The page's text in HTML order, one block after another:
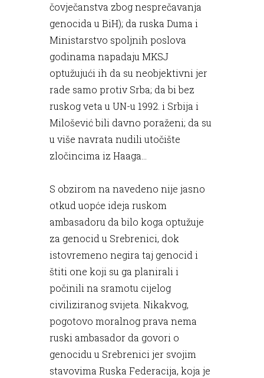
čovječanstva zbog nesprečavanja
genocida u BiH); da ruska Duma i
Ministarstvo spoljnih poslova
godinama napadaju MKSJ
optužujući ih da su neobjektivni jer
rade samo protiv Srba; da bi bez
ruskog veta u UN-u 1992. i Srbija i
Milošević bili davno poraženi; da su
u više navrata nudili utočište
zločincima iz Haaga...
S obzirom na navedeno nije jasno
otkud uopće ideja ruskom
ambasadoru da bilo koga optužuje
za genocid u Srebrenici, dok
istovremeno negira taj genocid i
štiti one koji su ga planirali i
počinili na sramotu cijelog
civiliziranog svijeta. Nikakvog,
pogotovo moralnog prava nema
ruski ambasador da govori o
genocidu u Srebrenici jer svojim
stavovima Ruska Federacija, koja je